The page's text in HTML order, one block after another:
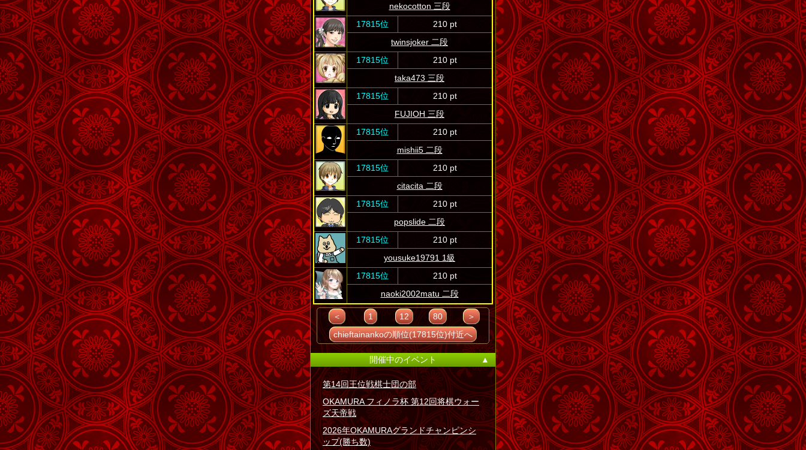
nekocotton 三段
17815位
210 pt
twinsjoker 二段
17815位
210 pt
taka473 三段
17815位
210 pt
FUJIOH 三段
17815位
210 pt
mishii5 二段
17815位
210 pt
citacita 二段
17815位
210 pt
popslide 二段
17815位
210 pt
yousuke19791 1級
17815位
210 pt
naoki2002matu 二段
＜ 1 12 80
＞
chieftainankoの順位(17815位)付近へ
開催中のイベント ▲
第14回王位戦棋士団の部
OKAMURA フィノラ杯 第12回将棋ウォー
ズ天帝戦
2026年OKAMURAグランドチャンピンシ
ップ(勝ち数)